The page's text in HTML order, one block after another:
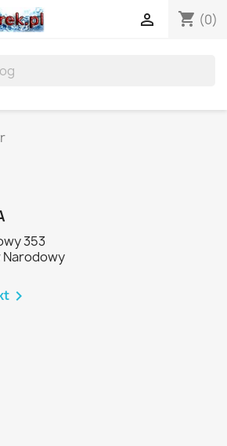
shopping_cart (0)

353
Narodowy
